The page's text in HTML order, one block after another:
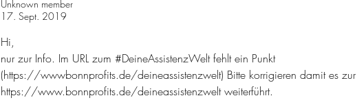
Unknown member
17. Sept. 2019
Hi,
nur zur Info. Im URL zum #DeineAssistenzWelt fehlt ein Punkt
(https://wwwbonnprofits.de/deineassistenzwelt) Bitte korrigieren damit es zur
https://www.bonnprofits.de/deineassistenzwelt weiterführt.